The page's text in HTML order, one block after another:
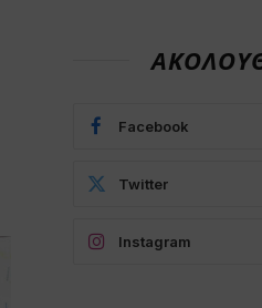
Facebook
Twitter
Instagram